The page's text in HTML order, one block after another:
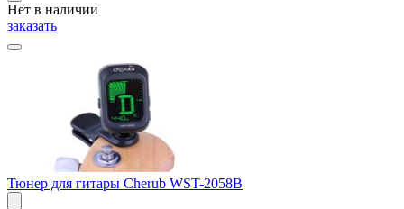
Нет в наличии
заказать
Тюнер для гитары Cherub WST-2058B